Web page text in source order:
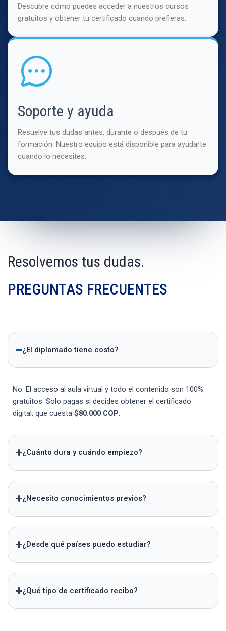
Descubre cómo puedes acceder a nuestros cursos
gratuitos y obtener tu certificado cuando prefieras.
Soporte y ayuda
Resuelve tus dudas antes, durante o después de tu
formación. Nuestro equipo está disponible para ayudarte
cuando lo necesites.
Resolvemos tus dudas.
PREGUNTAS FRECUENTES
¿El diplomado tiene costo?
No. El acceso al aula virtual y todo el contenido son 100%
gratuitos. Solo pagas si decides obtener el certificado
digital, que cuesta $80.000 COP
¿Cuánto dura y cuándo empiezo?
¿Necesito conocimientos previos?
¿Desde qué países puedo estudiar?
¿Qué tipo de certificado recibo?